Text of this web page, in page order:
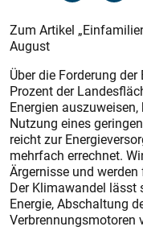
Zum Artikel
August
Über die Forderung
Prozent der
Energien
Nutzung eines
reicht zur
mehrfach errechnet.
Ärgernisse und
Der Klimawandel lässt
Energie, Abschaltung
Verbrennungsmotoren